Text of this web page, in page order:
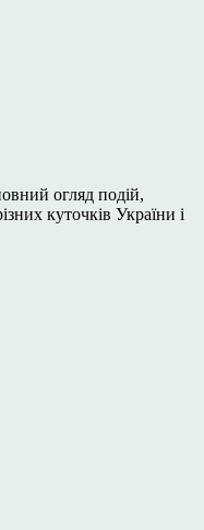
огляд подій,
куточків України і